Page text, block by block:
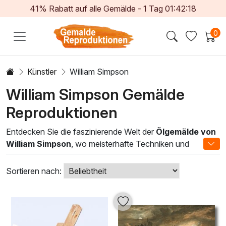
41% Rabatt auf alle Gemälde - 1 Tag 01:42:18
0
Künstler William Simpson
William Simpson Gemälde
Reproduktionen
Entdecken Sie die faszinierende Welt der Ölgemälde von
William Simpson , wo meisterhafte Techniken und
emotionale Ausdruckskraft in vollendeter Harmonie
zusammentreffen. Simpson, bekannt für seine
tiefgründigen Landschaften und beeindruckenden Porträts,
verwendet traditionelle Ölmalerei, um lebendige Szenen zu
schaffen, die sowohl die Fantasie anregen als auch zum
Nachdenken einladen. Jedes Kunstwerk ist ein Ausdruck
Sortieren nach: